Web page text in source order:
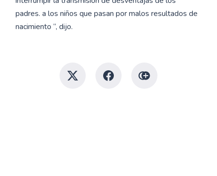
padres. a los niños que pasan por malos resultados de
nacimiento “, dijo.